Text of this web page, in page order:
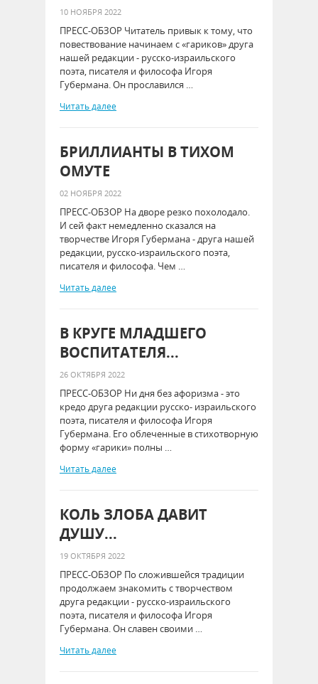
10 НОЯБРЯ 2022
ПРЕСС-ОБЗОР Читатель привык к тому, что
повествование начинаем с «гариков» друга
нашей редакции - русско-израильского
поэта, писателя и философа Игоря
Губермана. Он прославился …
Читать далее
БРИЛЛИАНТЫ В ТИХОМ
ОМУТЕ
02 НОЯБРЯ 2022
ПРЕСС-ОБЗОР На дворе резко похолодало.
И сей факт немедленно сказался на
творчестве Игоря Губермана - друга нашей
редакции, русско-израильского поэта,
писателя и философа. Чем …
Читать далее
В КРУГЕ МЛАДШЕГО
ВОСПИТАТЕЛЯ...
26 ОКТЯБРЯ 2022
ПРЕСС-ОБЗОР Ни дня без афоризма - это
кредо друга редакции русско- израильского
поэта, писателя и философа Игоря
Губермана. Его облеченные в стихотворную
форму «гарики» полны …
Читать далее
КОЛЬ ЗЛОБА ДАВИТ
ДУШУ...
19 ОКТЯБРЯ 2022
ПРЕСС-ОБЗОР По сложившейся традиции
продолжаем знакомить с творчеством
друга редакции - русско-израильского
поэта, писателя и философа Игоря
Губермана. Он славен своими …
Читать далее